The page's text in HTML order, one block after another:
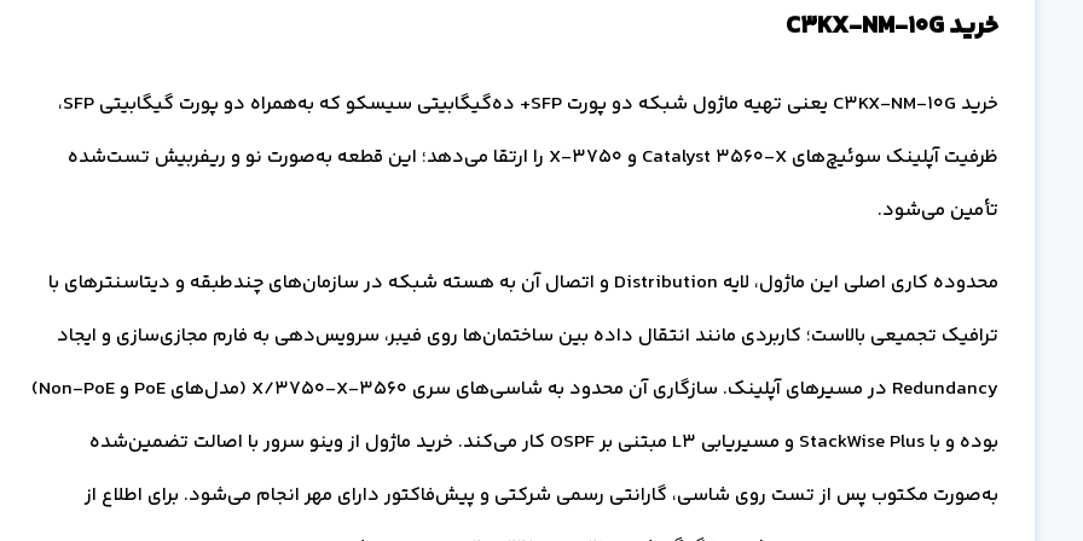
خرید C3KX-NM-10G
خرید C3KX-NM-10G یعنی تهیه ماژول شبکه دو پورت SFP+ ده‌گیگابیتی سیسکو که به‌همراه دو پورت گیگابیتی SFP،
ظرفیت آپلینک سوئیچ‌های Catalyst 3560-X و 3750-X را ارتقا می‌دهد؛ این قطعه به‌صورت نو و ریفربیش تست‌شده
تأمین می‌شود.
محدوده کاری اصلی این ماژول، لایه Distribution و اتصال آن به هسته شبکه در سازمان‌های چندطبقه و دیتاسنترهای با
ترافیک تجمیعی بالاست؛ کاربردی مانند انتقال داده بین ساختمان‌ها روی فیبر، سرویس‌دهی به فارم مجازی‌سازی و ایجاد
Redundancy در مسیرهای آپلینک. سازگاری آن محدود به شاسی‌های سری 3560-X/3750-X (مدل‌های PoE و Non-PoE)
بوده و با StackWise Plus و مسیریابی L3 مبتنی بر OSPF کار می‌کند. خرید ماژول از وینو سرور با اصالت تضمین‌شده
به‌صورت مکتوب پس از تست روی شاسی، گارانتی رسمی شرکتی و پیش‌فاکتور دارای مهر انجام می‌شود. برای اطلاع از